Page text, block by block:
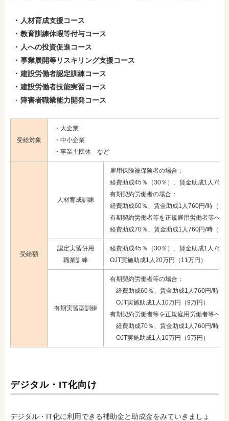
人材育成支援コース
教育訓練休暇等付与コース
人への投資促進コース
事業展開等リスキリング支援コース
建設労働者認定訓練コース
建設労働者技能実習コース
障害者職業能力開発コース
受給対象
・大企業
・中小企業
・事業主団体 など
受給額
人材育成訓練
雇用保険被保険者の場合：
経費助成45％（30％）、賃金助成1人760
有期契約労働者の場合：
経費助成60％、賃金助成1人760円/時（
有期契約労働者等を正規雇用労働者等へ転
経費助成70％、賃金助成1人760円/時（
認定実習併用
職業訓練
経費助成45％（30％）、賃金助成1人760
OJT実施助成1人20万円（11万円）
有期実習型訓練
有期契約労働者等の場合：
経費助成60％、賃金助成1人760円/時（
OJT実施助成1人10万円（9万円）
有期契約労働者等を正規雇用労働者等へ転
経費助成70％、賃金助成1人760円/時（
OJT実施助成1人10万円（9万円）
デジタル・IT化向け
デジタル・IT化に利用できる補助金と助成金をみていきましょ